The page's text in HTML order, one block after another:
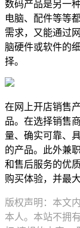
数码产品是另一
电脑、配件等等
需求，又能通过
脑硬件或软件的
择。
在网上开店销售
品。在选择销售
量、确实可靠、
的产品。此外兼
和售后服务的优
购买体验，并最
版权声明：本文
本人。本站不拥